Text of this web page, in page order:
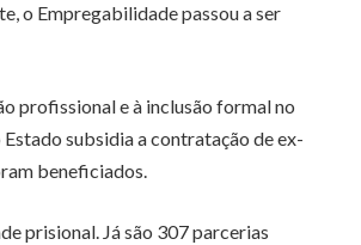
o Empregabilidade passou a ser
profissional e à inclusão formal no
subsidia a contratação de ex-
beneficiados.
prisional. Já são 307 parcerias